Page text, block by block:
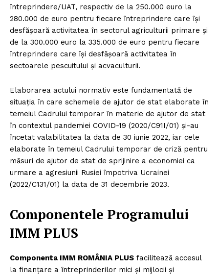
întreprindere/UAT, respectiv de la 250.000 euro la
280.000 de euro pentru fiecare întreprindere care își
desfășoară activitatea în sectorul agriculturii primare și
de la 300.000 euro la 335.000 de euro pentru fiecare
întreprindere care își desfășoară activitatea în
sectoarele pescuitului și acvaculturii.
Elaborarea actului normativ este fundamentată de
situația în care schemele de ajutor de stat elaborate în
temeiul Cadrului temporar în materie de ajutor de stat
în contextul pandemiei COVID-19 (2020/C91I/01) și-au
încetat valabilitatea la data de 30 iunie 2022, iar cele
elaborate în temeiul Cadrului temporar de criză pentru
măsuri de ajutor de stat de sprijinire a economiei ca
urmare a agresiunii Rusiei împotriva Ucrainei
(2022/C131/01) la data de 31 decembrie 2023.
Componentele Programului
IMM PLUS
Componenta IMM ROMÂNIA PLUS facilitează accesul
la finanțare a întreprinderilor mici și mijlocii și